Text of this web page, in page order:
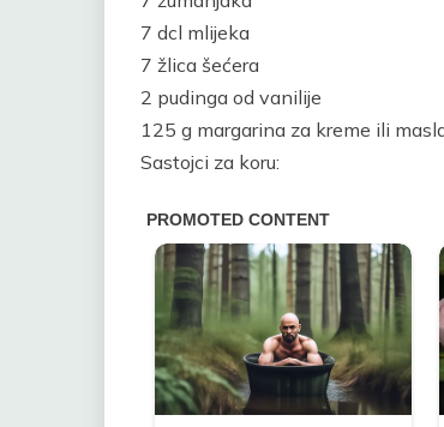
7 dcl mlijeka
7 žlica šećera
2 pudinga od vanilije
125 g margarina za kreme ili
Sastojci za koru: